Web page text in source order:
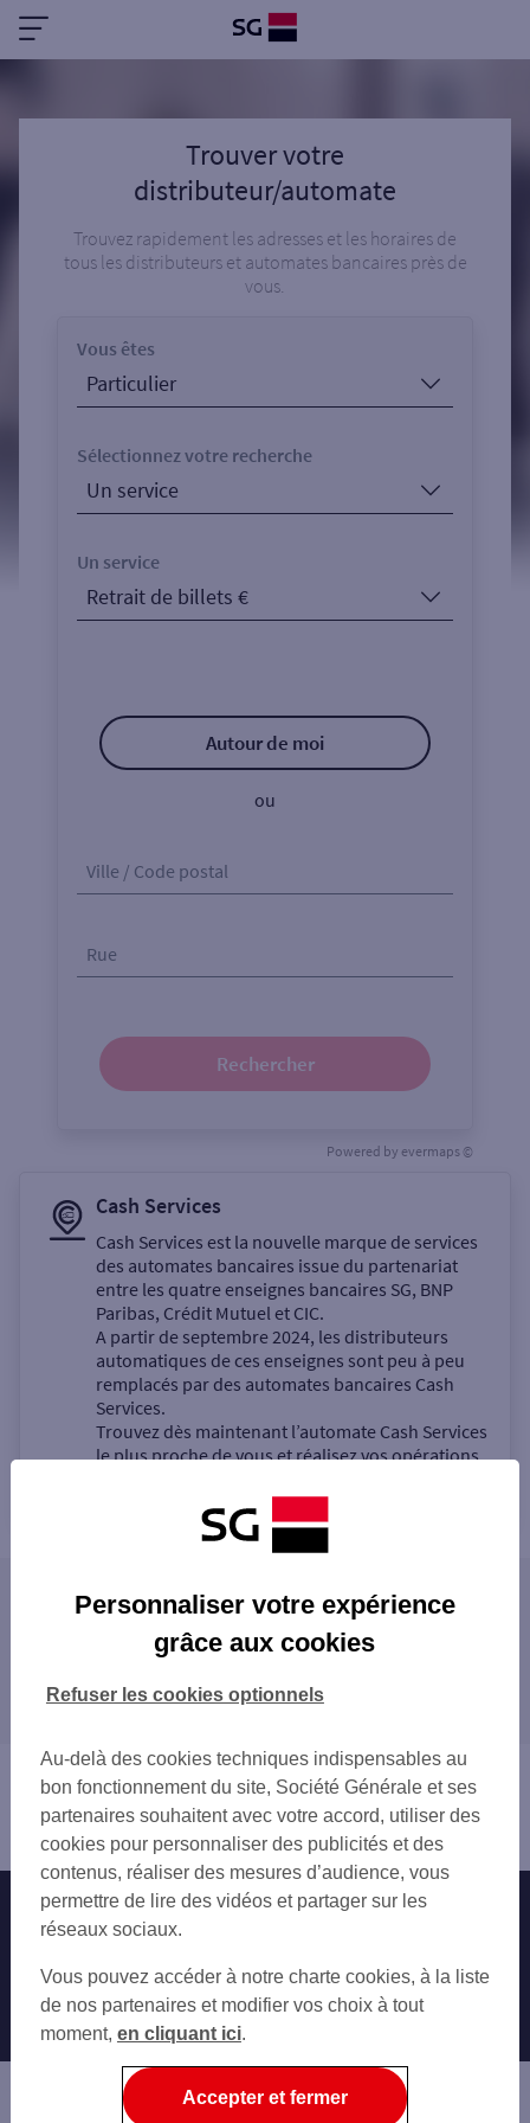
Trouver votre
distributeur/automate
Trouvez rapidement les adresses et les horaires de
tous les distributeurs et automates bancaires près de
vous.
Vous êtes
Sélectionnez votre recherche
Un service
Autour de moi
ou
Ville / Code postal
Rue
Rechercher
Powered by evermaps ©
Cash Services
Cash Services est la nouvelle marque de services
des automates bancaires issue du partenariat
entre les quatre enseignes bancaires SG, BNP
Paribas, Crédit Mutuel et CIC.
A partir de septembre 2024, les distributeurs
automatiques de ces enseignes sont peu à peu
remplacés par des automates bancaires Cash
Services.
Trouvez dès maintenant l’automate Cash Services
le plus proche de vous et réalisez vos opérations
Les distributeurs/automates en France
LYON
NICE
NANTES
STRASBOURG
MONTPELLIER
BORDEAUX
LILLE
RENNES
LE HAVRE
SAINT-ETIENNE
TOULON
GRENOBLE
Tous nos distributeurs/automates en France
Trouver Votre agence SG
Trouver une agence bancaire
Distributeurs/automates
Nos engagements Nous contacter
Autres sites SG
Professionnels
Entreprises
Associations
Personnaliser votre expérience
grâce aux cookies
Au-delà des cookies techniques indispensables au
bon fonctionnement du site, Société Générale et ses
partenaires souhaitent avec votre accord, utiliser des
cookies pour personnaliser des publicités et des
contenus, réaliser des mesures d’audience, vous
permettre de lire des vidéos et partager sur les
réseaux sociaux.
Vous pouvez accéder à notre charte cookies, à la liste
de nos partenaires et modifier vos choix à tout
moment, en cliquant ici.
Refuser les cookies optionnels
Accepter et fermer